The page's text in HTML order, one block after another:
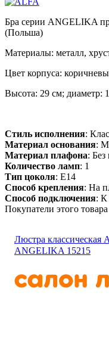
Бра серии ANGELIKA
(Польша)
Материалы: металл,
Цвет корпуса:
Высота: 29 см; диаметр:
Стиль исполнения:
Материал основания:
Материал плафона: Без
Количество ламп: 1
Тип цоколя: E14
Способ крепления: На
Способ подключения: К
Покупатели этого
Люстра классическая
ANGELIKA 15215